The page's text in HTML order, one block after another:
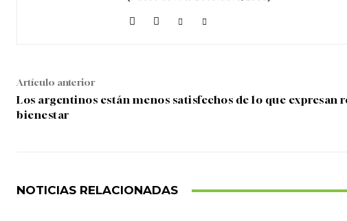
Artículo anterior
Los argentinos están menos satisfechos de lo que expresan
bienestar
NOTICIAS RELACIONADAS